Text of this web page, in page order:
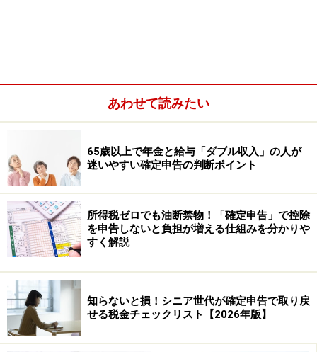
単身赴任のお父さんも、下宿をしている大学生の子ども
も、生活費を仕送りしている両親もみんなの医療費を合
算できると覚えておきましょう。
医療費控除の対象になる医療費って何？
医療費の中にも、医療費控除の対象になるものとならな
いものがあります。
あわせて読みたい
65歳以上で年金と給与「ダブル収入」の人が
迷いやすい確定申告の判断ポイント
所得税ゼロでも油断禁物！「確定申告」で控除
を申告しないと負担が増える仕組みを分かりや
すく解説
知らないと損！シニア世代が確定申告で取り戻
せる税金チェックリスト【2026年版】